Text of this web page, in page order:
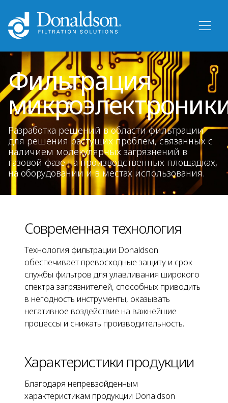
Фильтрация
Разработка решений в области фильтрации
для решения растущих проблем, связанных с
наличием молекулярных загрязнений в
газовой фазе на производственных площадках,
на оборудовании и в местах использования.
Современная технология
Технология фильтрации Donaldson
обеспечивает превосходные защиту и срок
службы фильтров для улавливания широкого
спектра загрязнителей, способных приводить
в негодность инструменты, оказывать
негативное воздействие на важнейшие
процессы и снижать производительность.
Характеристики продукции
Благодаря непревзойденным
характеристикам продукции Donaldson